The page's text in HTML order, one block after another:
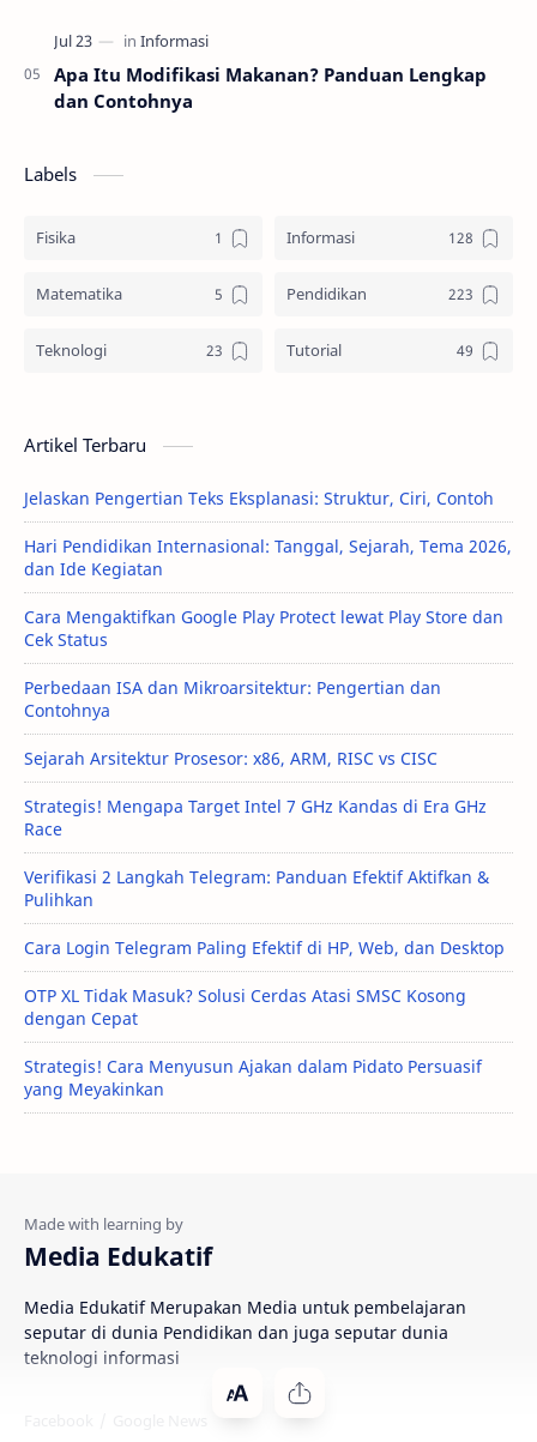
Apa Itu Modifikasi Makanan? Panduan Lengkap
dan Contohnya
Labels
Fisika Informasi
Matematika Pendidikan
Teknologi Tutorial
Artikel Terbaru
Jelaskan Pengertian Teks Eksplanasi: Struktur, Ciri, Contoh
Hari Pendidikan Internasional: Tanggal, Sejarah, Tema 2026,
dan Ide Kegiatan
Cara Mengaktifkan Google Play Protect lewat Play Store dan
Cek Status
Perbedaan ISA dan Mikroarsitektur: Pengertian dan
Contohnya
Sejarah Arsitektur Prosesor: x86, ARM, RISC vs CISC
Strategis! Mengapa Target Intel 7 GHz Kandas di Era GHz
Race
Verifikasi 2 Langkah Telegram: Panduan Efektif Aktifkan &
Pulihkan
Cara Login Telegram Paling Efektif di HP, Web, dan Desktop
OTP XL Tidak Masuk? Solusi Cerdas Atasi SMSC Kosong
dengan Cepat
Strategis! Cara Menyusun Ajakan dalam Pidato Persuasif
yang Meyakinkan
Media Edukatif
Media Edukatif Merupakan Media untuk pembelajaran
seputar di dunia Pendidikan dan juga seputar dunia
teknologi informasi